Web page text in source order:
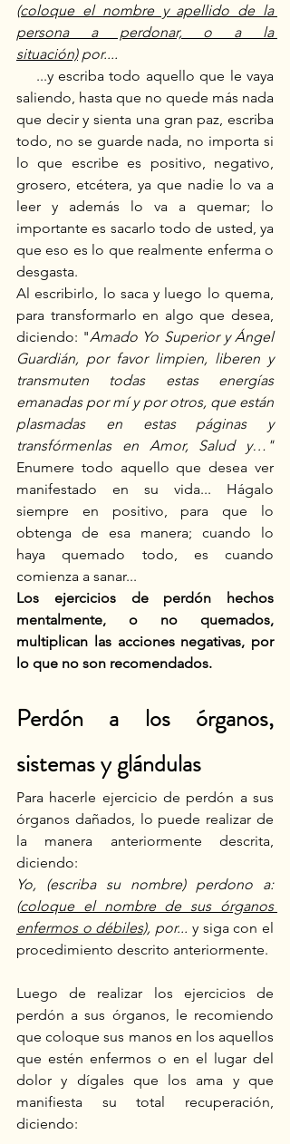
(coloque el nombre y apellido de la
persona a perdonar, o a la
situación) por....
...y escriba todo aquello que le vaya
saliendo, hasta que no quede más nada
que decir y sienta una gran paz, escriba
todo, no se guarde nada, no importa si
lo que escribe es positivo, negativo,
grosero, etcétera, ya que nadie lo va a
leer y además lo va a quemar; lo
importante es sacarlo todo de usted, ya
que eso es lo que realmente enferma o
desgasta.
Al escribirlo, lo saca y luego lo quema,
para transformarlo en algo que desea,
diciendo: "Amado Yo Superior y Ángel
Guardián, por favor limpien, liberen y
transmuten todas estas energías
emanadas por mí y por otros, que están
plasmadas en estas páginas y
transfórmenlas en Amor, Salud y…"
Enumere todo aquello que desea ver
manifestado en su vida... Hágalo
siempre en positivo, para que lo
obtenga de esa manera; cuando lo
haya quemado todo, es cuando
comienza a sanar...
Los ejercicios de perdón hechos
mentalmente, o no quemados,
multiplican las acciones negativas, por
lo que no son recomendados.
Perdón a los órganos,
sistemas y glándulas
Para hacerle ejercicio de perdón a sus
órganos dañados, lo puede realizar de
la manera anteriormente descrita,
diciendo:
Yo, (escriba su nombre) perdono a:
(coloque el nombre de sus órganos
enfermos o débiles), por... y siga con el
procedimiento descrito anteriormente.
Luego de realizar los ejercicios de
perdón a sus órganos, le recomiendo
que coloque sus manos en los aquellos
que estén enfermos o en el lugar del
dolor y dígales que los ama y que
manifiesta su total recuperación,
diciendo: